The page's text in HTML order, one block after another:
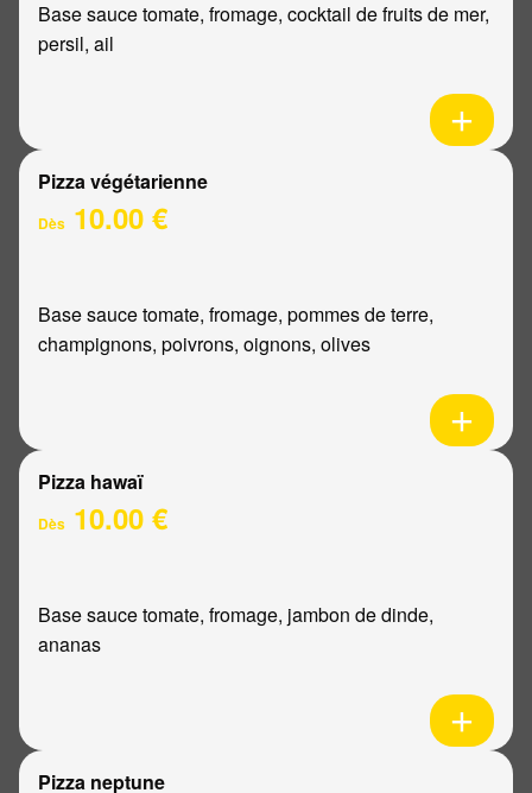
Base sauce tomate, fromage, cocktail de fruits de mer,
persil, ail
Pizza végétarienne
Dès 10.00 €
Base sauce tomate, fromage, pommes de terre,
champignons, poivrons, oignons, olives
Pizza hawaï
Dès 10.00 €
Base sauce tomate, fromage, jambon de dinde,
ananas
Pizza neptune